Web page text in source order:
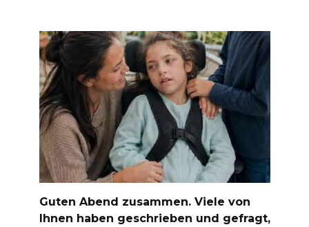
Guten Abend zusammen. Viele von
Ihnen haben geschrieben und gefragt,